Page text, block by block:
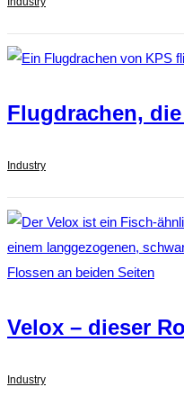
Flugdrachen,
Industry
Velox – dieser
Industry